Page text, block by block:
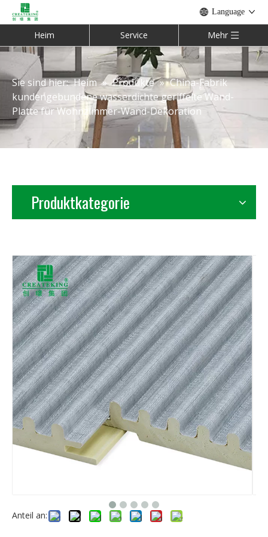
Language
Heim Service Mehr
Sie sind hier: Heim » Produkte » China-Fabrik
kundengebundene wasserdichte geriffelte Wand-
Platte für Wohnzimmer-Wand-Dekoration
Produktkategorie
Anteil an: